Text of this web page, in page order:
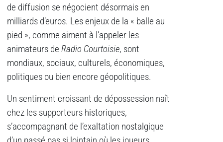
de diffusion se négocient désormais en
milliards d’euros. Les enjeux de la « balle au
pied », comme aiment à l’appeler les
animateurs de Radio Courtoisie, sont
mondiaux, sociaux, culturels, économiques,
politiques ou bien encore géopolitiques.
Un sentiment croissant de dépossession naît
chez les supporteurs historiques,
s’accompagnant de l’exaltation nostalgique